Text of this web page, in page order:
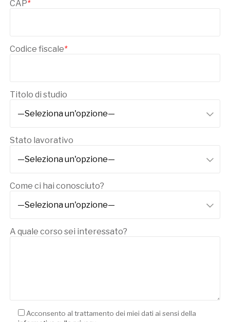
CAP*
Codice fiscale*
Titolo di studio
Stato lavorativo
Come ci hai conosciuto?
A quale corso sei interessato?
Acconsento al trattamento dei miei dati ai sensi della